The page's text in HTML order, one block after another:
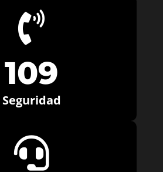

109
Seguridad
